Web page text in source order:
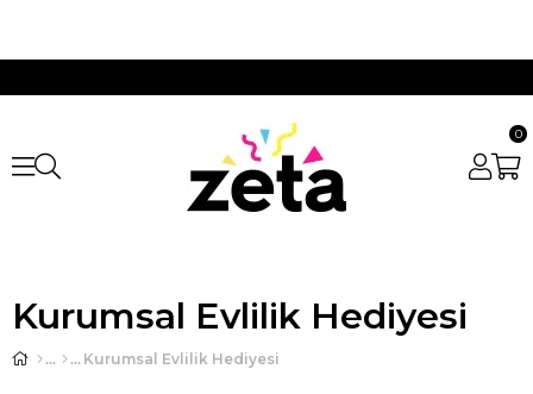
0
Kurumsal Evlilik Hediyesi
Kurumsal Evlilik Hediyesi